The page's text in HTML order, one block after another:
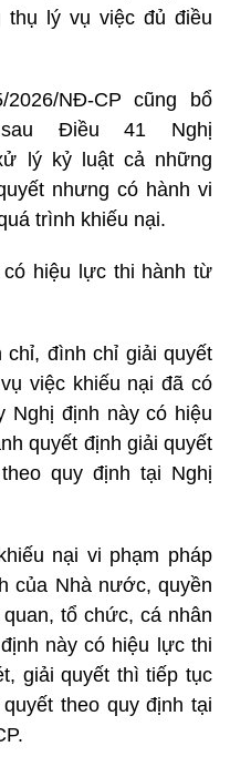
thụ lý vụ việc đủ điều
NĐ-CP cũng bổ
Điều 41 Nghị
lý kỷ luật cả những
nhưng có hành vi
trình khiếu nại.
có hiệu lực thi hành từ
đình chỉ giải quyết
việc khiếu nại đã có
Nghị định này có hiệu
quyết định giải quyết
quy định tại Nghị
nại vi phạm pháp
của Nhà nước, quyền
tổ chức, cá nhân
này có hiệu lực thi
giải quyết thì tiếp tục
theo quy định tại